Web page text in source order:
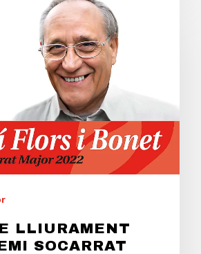
LLIURAMENT
SOCARRAT